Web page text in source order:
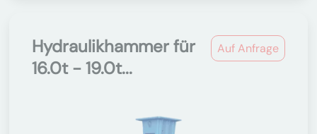
Auf Anfrage
Hydraulikhammer für
16.0t - 19.0t...